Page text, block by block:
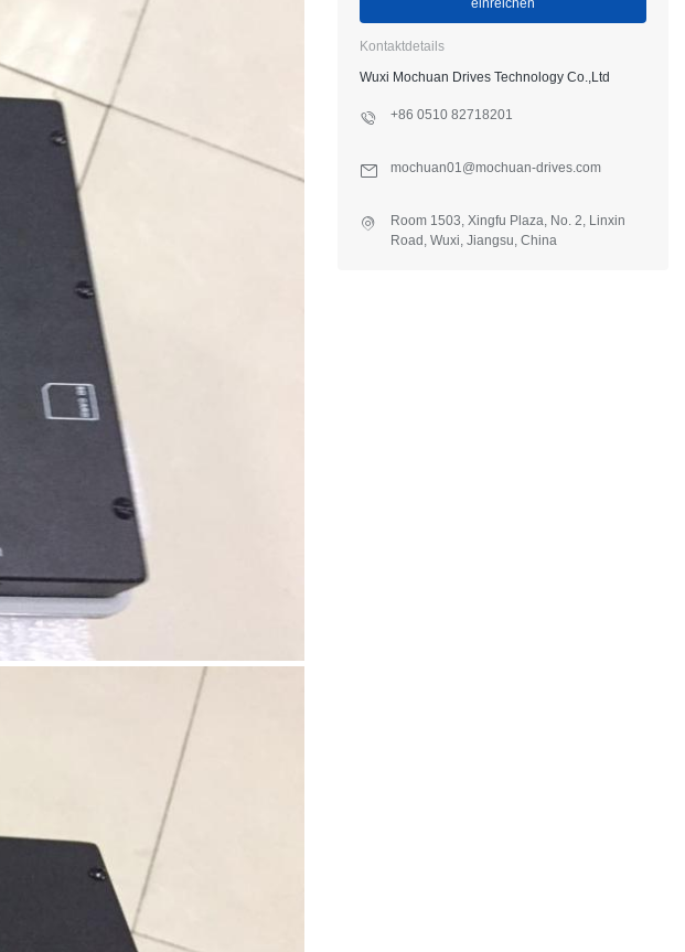
Kontaktdetails
Wuxi Mochuan Drives Technology Co.,Ltd
+86 0510 82718201
mochuan01@mochuan-drives.com
Room 1503, Xingfu Plaza, No. 2, Linxin
Road, Wuxi, Jiangsu, China